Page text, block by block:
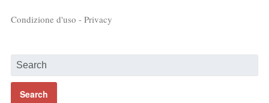
Condizione d'uso - Privacy